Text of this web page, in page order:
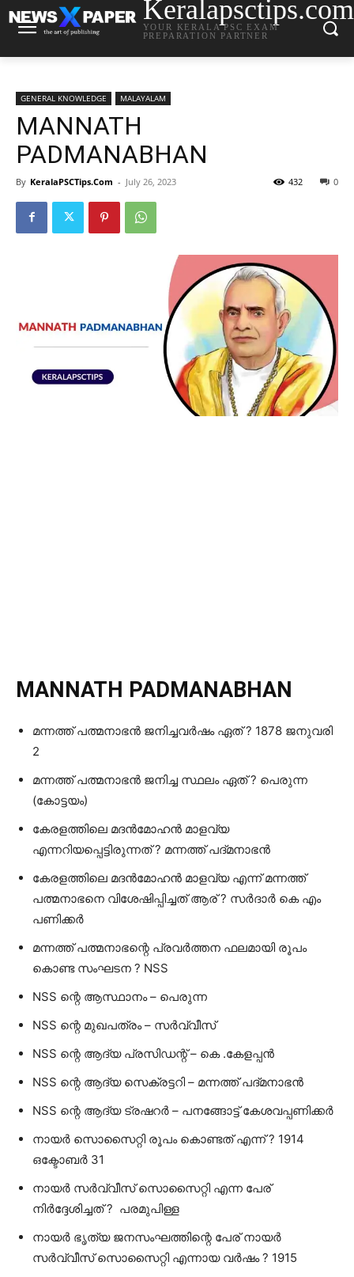
Keralapsctips.com
YOUR KERALA PSC EXAM
PREPARATION PARTNER
GENERAL KNOWLEDGE MALAYALAM
MANNATH
PADMANABHAN
By KeralaPSCTips.Com - July 26, 2023 0
432
MANNATH PADMANABHAN
മന്നത്ത്‌ പത്മനാഭന്‍ ജനിച്ചവര്‍ഷം ഏത് ? 1878 ജനുവരി
2
മന്നത്ത്‌ പത്മനാഭന്‍ ജനിച്ച സ്ഥലം ഏത് ? പെരുന്ന
(കോട്ടയം)
കേരളത്തിലെ മദന്‍മോഹന്‍ മാളവ്യ
എന്നറിയപ്പെട്ടിരുന്നത്‌ ? മന്നത്ത്‌ പദ്മനാഭന്‍
കേരളത്തിലെ മദന്‍മോഹന്‍ മാളവ്യ എന്ന്‌ മന്നത്ത്‌
പത്മനാഭനെ വിശേഷിപ്പിച്ചത്‌ ആര് ? സര്‍ദാര്‍ കെ എം
പണിക്കര്‍
മന്നത്ത്‌ പത്മനാഭന്റെ പ്രവര്‍ത്തന ഫലമായി രൂപം
കൊണ്ട സംഘടന ? NSS
NSS ന്റെ ആസ്ഥാനം – പെരുന്ന
NSS ന്റെ മുഖപത്രം – സര്‍വ്വീസ്‌
NSS ന്റെ ആദ്യ പ്രസിഡന്റ്‌ – കെ .കേളപ്പന്‍
NSS ന്റെ ആദ്യ സെക്രട്ടറി – മന്നത്ത്‌ പദ്മനാഭന്‍
NSS ന്റെ ആദ്യ ട്രഷറര്‍ – പനങ്ങോട്ട്‌ കേശവപ്പണിക്കര്‍
നായര്‍ സൊസൈറ്റി രൂപം കൊണ്ടത്‌ എന്ന്‌ ? 1914
ഒക്ടോബര്‍ 31
നായര്‍ സര്‍വ്വീസ്‌ സൊസൈറ്റി എന്ന പേര്‌
നിര്‍ദ്ദേശിച്ചത്‌ ? പരമുപിള്ള
നായര്‍ ഭൃത്യ ജനസംഘത്തിന്റെ പേര്‌ നായര്‍
സര്‍വ്വീസ്‌ സൊസൈറ്റി എന്നായ വര്‍ഷം ? 1915